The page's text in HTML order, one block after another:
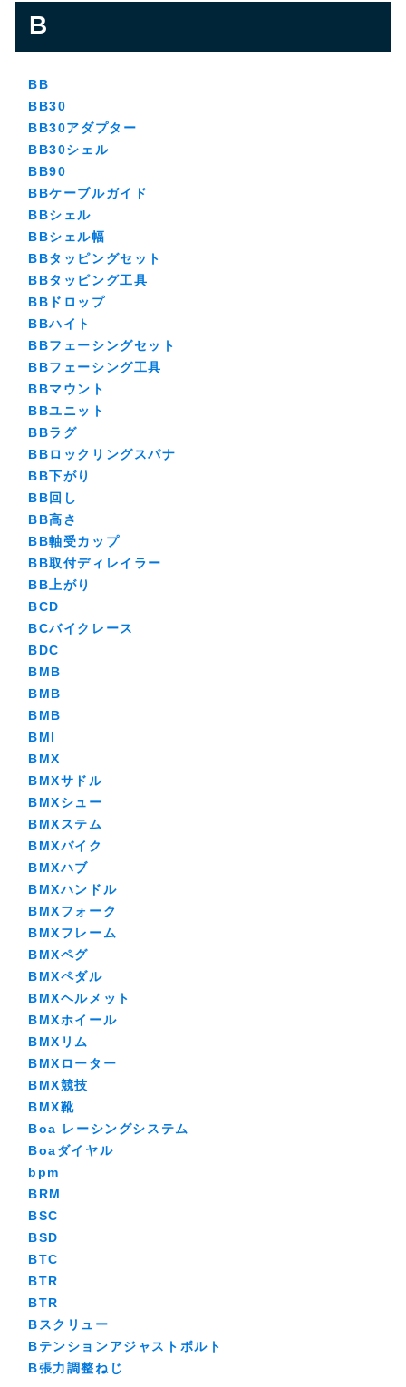
B
BB
BB30
BB30アダプター
BB30シェル
BB90
BBケーブルガイド
BBシェル
BBシェル幅
BBタッピングセット
BBタッピング工具
BBドロップ
BBハイト
BBフェーシングセット
BBフェーシング工具
BBマウント
BBユニット
BBラグ
BBロックリングスパナ
BB下がり
BB回し
BB高さ
BB軸受カップ
BB取付ディレイラー
BB上がり
BCD
BCバイクレース
BDC
BMB
BMB
BMB
BMI
BMX
BMXサドル
BMXシュー
BMXステム
BMXバイク
BMXハブ
BMXハンドル
BMXフォーク
BMXフレーム
BMXペグ
BMXペダル
BMXヘルメット
BMXホイール
BMXリム
BMXローター
BMX競技
BMX靴
Boa レーシングシステム
Boaダイヤル
bpm
BRM
BSC
BSD
BTC
BTR
BTR
Bスクリュー
Bテンションアジャストボルト
B張力調整ねじ